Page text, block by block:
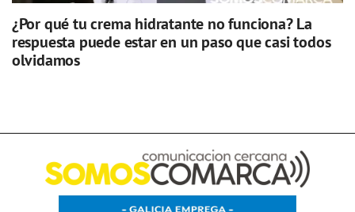
¿Por qué tu crema hidratante no funciona? La
respuesta puede estar en un paso que casi todos
olvidamos